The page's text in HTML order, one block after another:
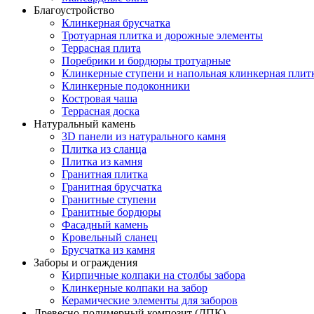
Благоустройство
Клинкерная брусчатка
Тротуарная плитка и дорожные элементы
Террасная плита
Поребрики и бордюры тротуарные
Клинкерные ступени и напольная клинкерная
Клинкерные подоконники
Костровая чаша
Террасная доска
Натуральный камень
3D панели из натурального камня
Плитка из сланца
Плитка из камня
Гранитная плитка
Гранитная брусчатка
Гранитные ступени
Гранитные бордюры
Фасадный камень
Кровельный сланец
Брусчатка из камня
Заборы и ограждения
Кирпичные колпаки на столбы забора
Клинкерные колпаки на забор
Керамические элементы для заборов